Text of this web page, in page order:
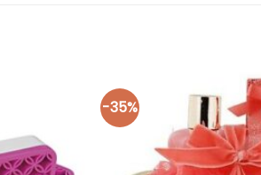
Ajouter
à la liste
d’envies
-35%